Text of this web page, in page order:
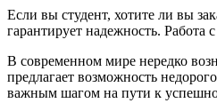
Если вы студент, хотите ли вы
гарантирует надежность. Работа
В современном мире нередко
предлагает возможность
важным шагом на пути к